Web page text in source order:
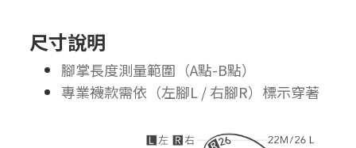
尺寸說明
腳掌長度測量範圍（A點-B點）
專業襪款需依（左腳L / 右腳R）標示穿著